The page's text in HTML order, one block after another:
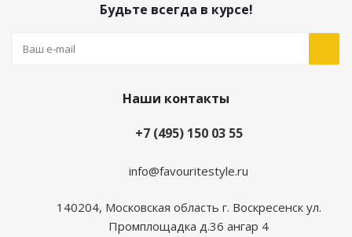
Будьте всегда в курсе!
Наши контакты
+7 (495) 150 03 55
info@favouritestyle.ru
140204, Московская область г. Воскресенск ул.
Промплощадка д.36 ангар 4